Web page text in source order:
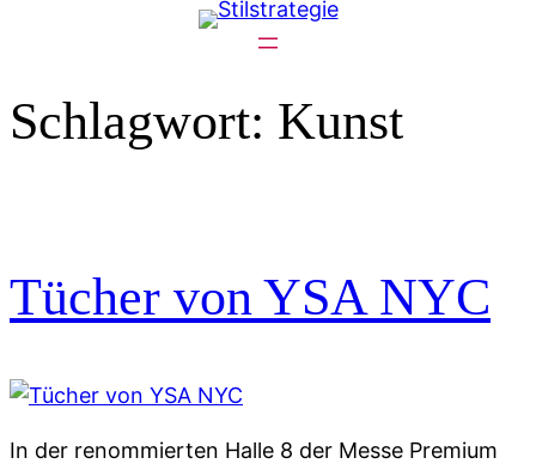
Schlagwort: Kunst
Tücher von YSA NYC
In der renommierten Halle 8 der Messe Premium